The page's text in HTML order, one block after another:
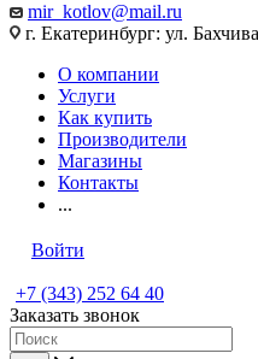
mir_kotlov@mail.ru
г. Екатеринбург: ул.
О компании
Услуги
Как купить
Производители
Магазины
Контакты
...
Войти
+7 (343) 252 64 40
Заказать звонок